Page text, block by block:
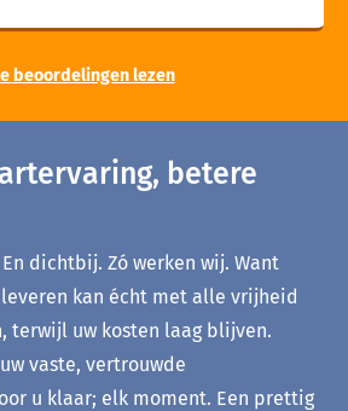
beoordelingen lezen
betere
dichtbij. Zó werken wij. Want
kan écht met alle vrijheid
terwijl uw kosten laag blijven.
vaste, vertrouwde
u klaar; elk moment. Een prettig